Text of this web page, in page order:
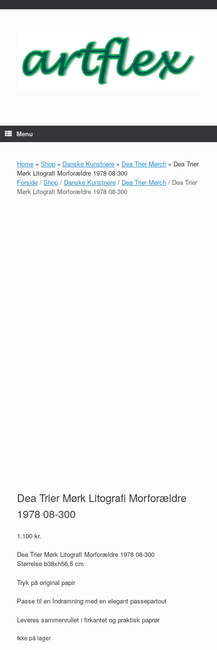
Menu
Home » Shop » Danske Kunstnere » Dea Trier Mørch » Dea Trier
Mørk Litografi Morforældre 1978 08-300
Forside / Shop / Danske Kunstnere / Dea Trier Mørch / Dea Trier
Mørk Litografi Morforældre 1978 08-300
Dea Trier Mørk Litografi Morforældre
1978 08-300
1.100 kr.
Dea Trier Mørk Litografi Morforældre 1978 08-300
Størrelse b38xh56,5 cm
Tryk på original papir
Passe til en Indramning med en elegant passepartout
Leveres sammenrullet i firkantet og praktisk paprør
Ikke på lager